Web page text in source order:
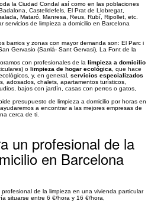
la Ciudad Condal así como en las poblaciones
Castelldefels, El Prat de Llobregat,
Mataró, Manresa, Reus, Rubí, Ripollet, etc.
servicios de limpieza a domicilio en Barcelona
barrios y zonas con mayor demanda son: El Parc i
Gervasio (Sarriá- Sant Gervasi), La Font de la
con profesionales de la limpieza a domicilio
o limpieza de hogar ecológica , que hace
y, en general, servicios especializados
adosados, chalets, apartamentos turísticos,
bajos con jardín, casas con perros o gatos,
presupuesto de limpieza a domicilio por horas en
a encontrar a las mejores empresas de
cerca de ti.
un profesional de la
en Barcelona
de la limpieza en una vivienda particular
situarse entre 6 €/hora y 16 €/hora,